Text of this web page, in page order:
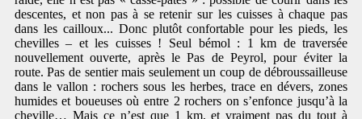
descentes, et non pas à se retenir sur les cuisses à chaque pas
dans les cailloux... Donc plutôt confortable pour les pieds, les
chevilles – et les cuisses ! Seul bémol : 1 km de traversée
nouvellement ouverte, après le Pas de Peyrol, pour éviter la
route. Pas de sentier mais seulement un coup de débroussailleuse
dans le vallon : rochers sous les herbes, trace en dévers, zones
humides et boueuses où entre 2 rochers on s’enfonce jusqu’à la
cheville… Mais ce n’est que 1 km, et vraiment pas du tout à